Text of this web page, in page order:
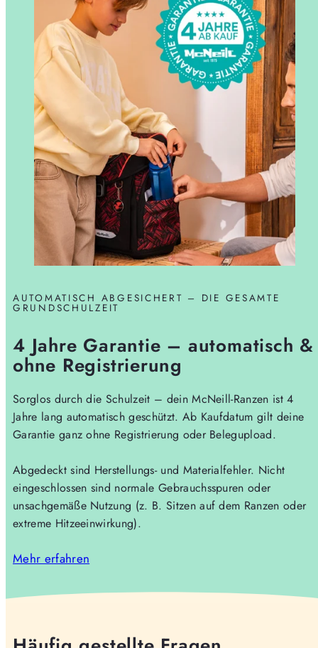
AUTOMATISCH ABGESICHERT – DIE GESAMTE
GRUNDSCHULZEIT
4 Jahre Garantie – automatisch &
ohne Registrierung
Sorglos durch die Schulzeit – dein McNeill-Ranzen ist 4
Jahre lang automatisch geschützt. Ab Kaufdatum gilt deine
Garantie ganz ohne Registrierung oder Belegupload.
Abgedeckt sind Herstellungs- und Materialfehler. Nicht
eingeschlossen sind normale Gebrauchsspuren oder
unsachgemäße Nutzung (z. B. Sitzen auf dem Ranzen oder
extreme Hitzeeinwirkung).
Mehr erfahren